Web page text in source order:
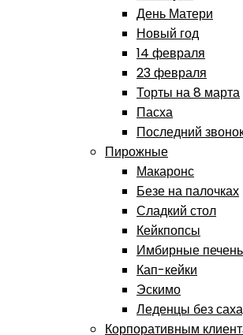
День Матери
Новый год
14 февраля
23 февраля
Торты на 8 марта
Пасха
Последний
Пирожные
Макаронс
Безе на палочках
Сладкий стол
Кейкпопсы
Имбирные
Кап-кейки
Эскимо
Леденцы без
Корпоративным